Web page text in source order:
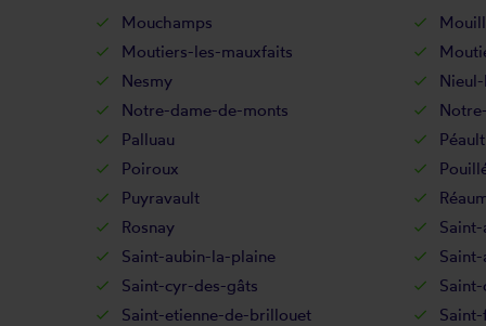
Mouchamps
Moutiers-les-mauxfaits
Nesmy
Notre-dame-de-monts
Palluau
Péault
Poiroux
Puyravault
Rosnay
Saint-aubin-la-plaine
Saint-cyr-des-gâts
Saint-etienne-de-brillouet